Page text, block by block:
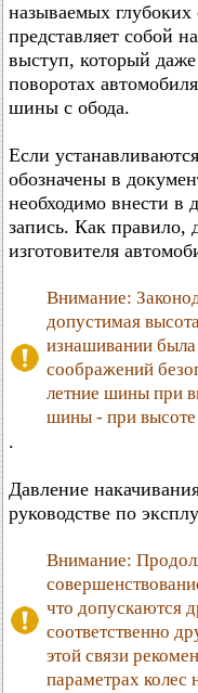
называемых
представляет собой
выступ, который
поворотах
шины с обода.
Если
обозначены в
необходимо внести в
запись. Как правило,
изготовителя
Внимание:
допустимая
изнашивании
соображений
летние шины при
шины - при
.
Давление
руководстве по
Внимание:
что допускаются
соответственно
этой связи
параметрах колес